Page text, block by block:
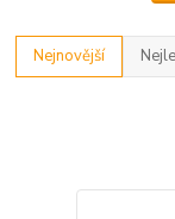
Nejnovější